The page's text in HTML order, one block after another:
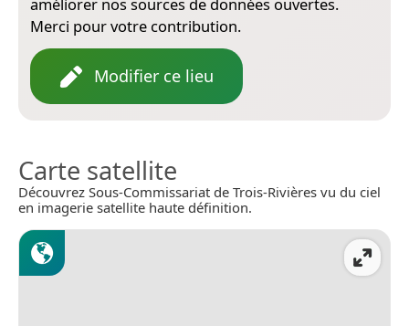
améliorer nos sources de données ouvertes.
Merci pour votre contribution.
Modifier ce lieu
Carte satellite
Découvrez Sous-Commissariat de Trois-Rivières vu du ciel
en imagerie satellite haute définition.